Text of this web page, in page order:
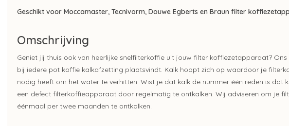
Geschikt voor Moccamaster, Tecnivorm, Douwe Egberts en Braun filter
Omschrijving
Geniet jij thuis ook van heerlijke snelfilterkoffie uit jouw filter koffiezetapparaat?
bij iedere pot koffie kalkafzetting plaatsvindt. Kalk hoopt zich op waardoor je
nodig heeft om het water te verhitten. Wist je dat kalk de nummer één reden is dat
een defect filterkoffieapparaat door regelmatig te ontkalken. Wij adviseren om je
éénmaal per twee maanden te ontkalken.